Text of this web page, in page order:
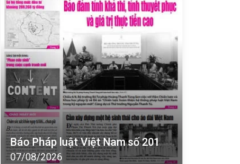
Báo Pháp luật Việt Nam số 201
07/08/2026